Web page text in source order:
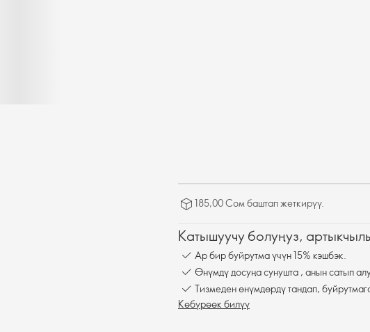
185,00 Сом баштап жеткирүү.
Катышуучу болуңуз,
Ар бир буйрутма үчүн 15% кэшбэк.
Өнүмдү досуңа сунушта , анын сатып
Тизмеден өнүмдөрдү тандап,
Көбүрөөк билүү